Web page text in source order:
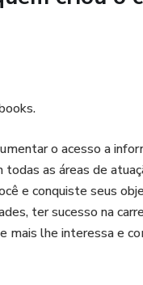
o acesso a
as áreas de
e conquiste seus
ter sucesso na
mais lhe interessa e